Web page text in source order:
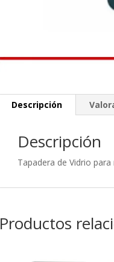
Descripción
Descripción
Tapadera de Vidrio
Productos